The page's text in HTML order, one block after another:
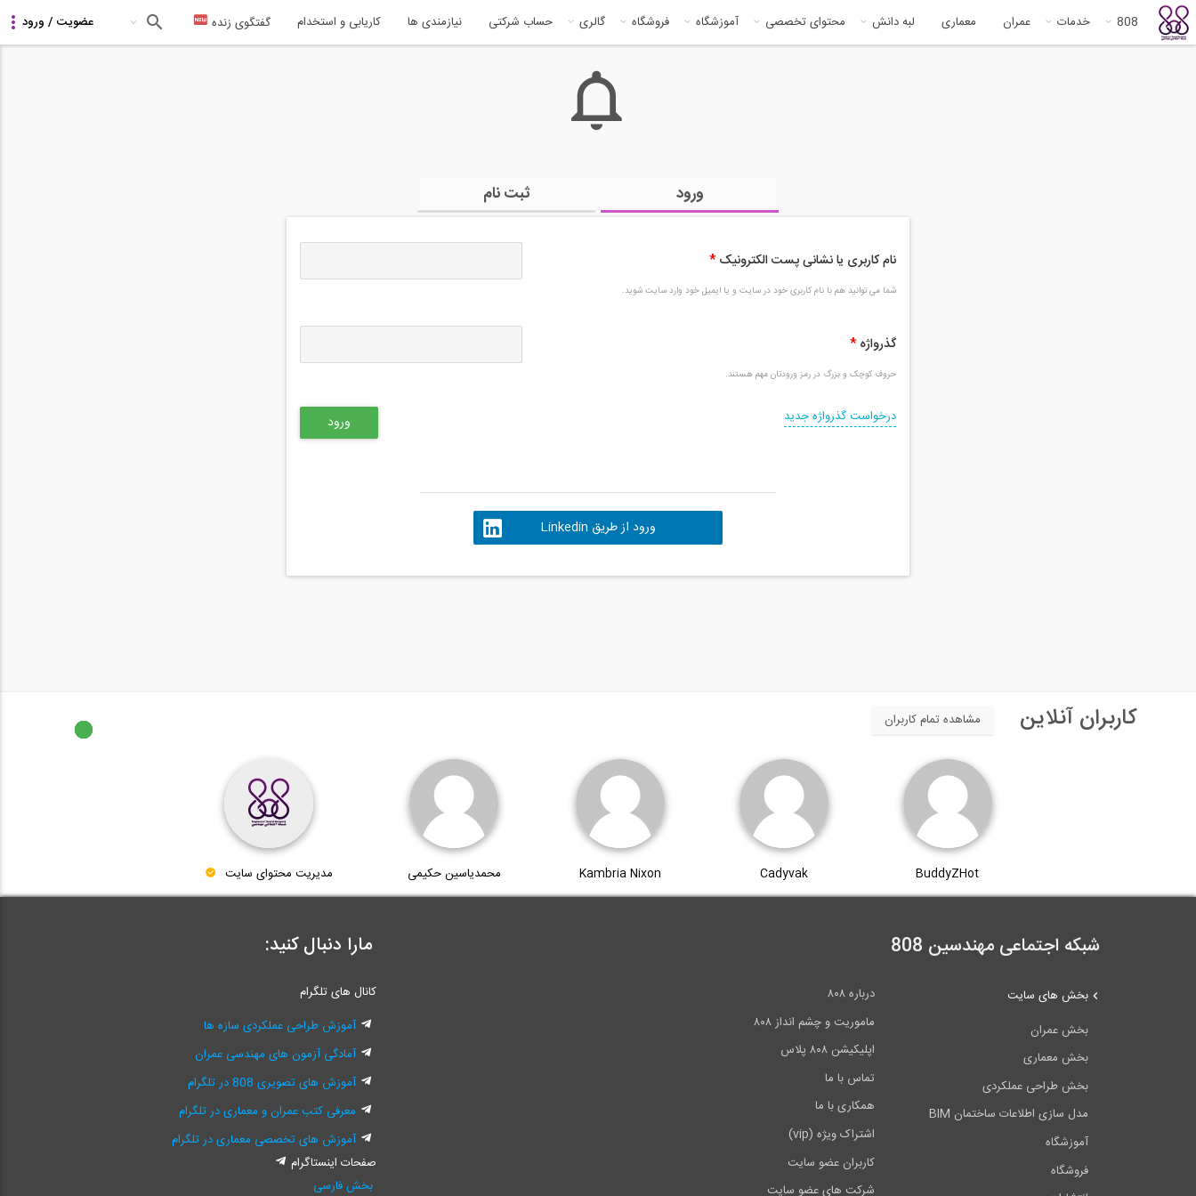
808 خدمات عمران معماری لبه دانش محتوای تخصصی آموزشگاه فروشگاه گالری حساب شرکتی نیازمندی ها کاریابی و استخدام گفتگوی زنده
ورود ثبت نام
نام کاربری یا نشانی پست الکترونیک *
شما می توانید هم با نام کاربری خود در سایت و یا ایمیل خود وارد سایت شوید.
گذرواژه *
حروف کوچک و بزرگ در رمز ورودتان مهم هستند.
درخواست گذرواژه جدید
ورود از طریق Linkedin
کاربران آنلاین مشاهده تمام کاربران
BuddyZHot
Cadyvak
Kambria Nixon محمدیاسین حکیمی مدیریت محتوای سایت
شبکه اجتماعی مهندسین 808
درباره ۸۰۸
ماموریت و چشم انداز ۸۰۸
اپلیکیشن ۸۰۸ پلاس
تماس با ما
همکاری با ما
اشتراک ویژه (vip)
کاربران عضو سایت
شرکت های عضو سایت
بخش های سایت
بخش عمران
بخش معماری
بخش طراحی عملکردی
مدل سازی اطلاعات ساختمان BIM
آموزشگاه
فروشگاه
مارا دنبال کنید:
کانال های تلگرام
آموزش طراحی عملکردی سازه ها
آمادگی آزمون های مهندسی عمران
آموزش های تصویری 808 در تلگرام
معرفی کتب عمران و معماری در تلگرام
آموزش های تخصصی معماری در تلگرام
صفحات اینستاگرام
بخش فارسی